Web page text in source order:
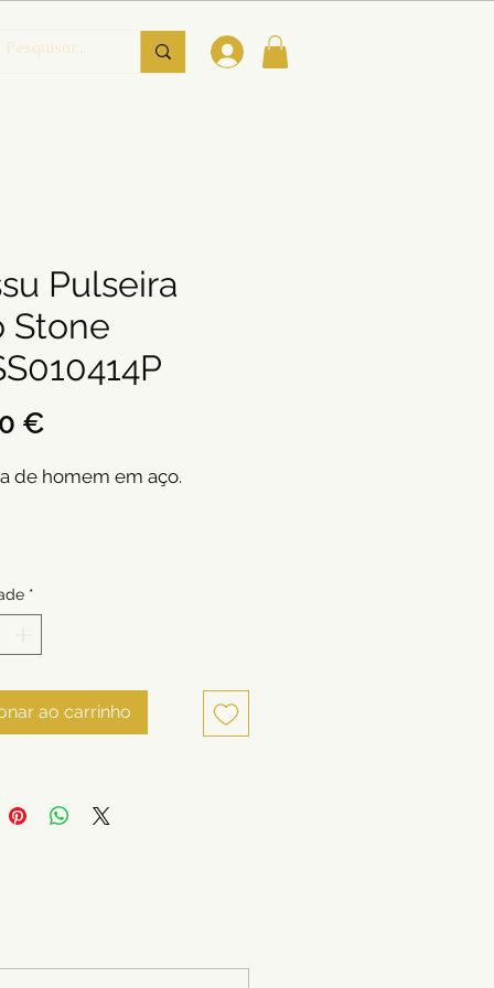
Pulseira
Stone
€
de homem em aço.
*
ao carrinho